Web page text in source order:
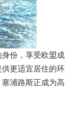
份，享受欧盟成
更适宜居住的环
浦路斯正成为高